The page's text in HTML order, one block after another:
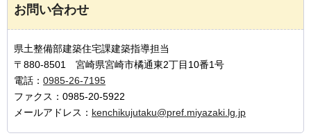
お問い合わせ
県土整備部建築住宅課建築指導担当
〒880-8501 宮崎県宮崎市橘通東2丁目10番1号
電話： 0985-26-7195
ファクス：0985-20-5922
メールアドレス： kenchikujutaku@pref.miyazaki.lg.jp